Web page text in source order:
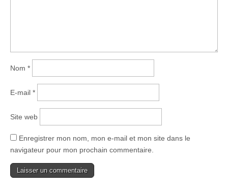
Nom *
E-mail *
Site web
Enregistrer mon nom, mon e-mail et mon site dans le
navigateur pour mon prochain commentaire.